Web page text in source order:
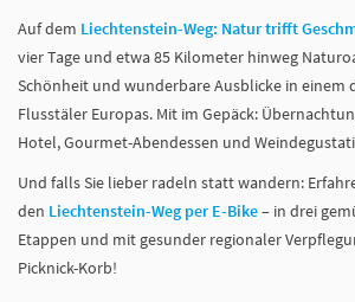
Auf dem Liechtenstein-Weg: Natur trifft
vier Tage und etwa 85 Kilometer hinweg
Schönheit und wunderbare Ausblicke in einem
Flusstäler Europas. Mit im Gepäck:
Hotel, Gourmet-Abendessen und
Und falls Sie lieber radeln statt wandern:
den Liechtenstein-Weg per E-Bike– in drei
Etappen und mit gesunder regionaler
Picknick-Korb!